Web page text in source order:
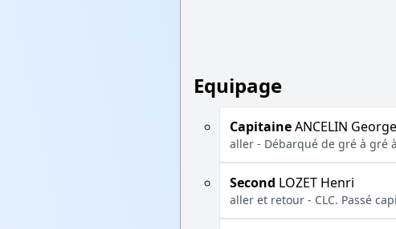
Equipage
CapitaineANCELIN
aller - Débarqué de gré à gré
Second LOZET Henri
aller et retour - CLC. Passé